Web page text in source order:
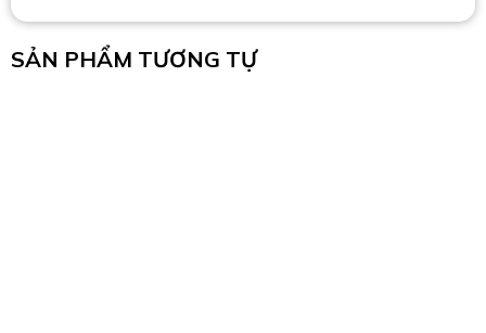
SẢN PHẨM TƯƠNG TỰ